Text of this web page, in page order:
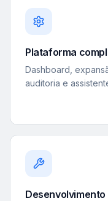
Plataforma
Dashboard,
auditoria e
Desenvolvimento